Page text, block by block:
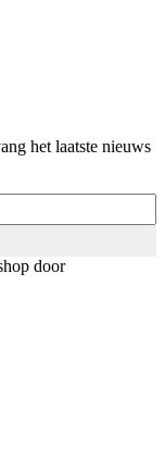
het laatste nieuws
door